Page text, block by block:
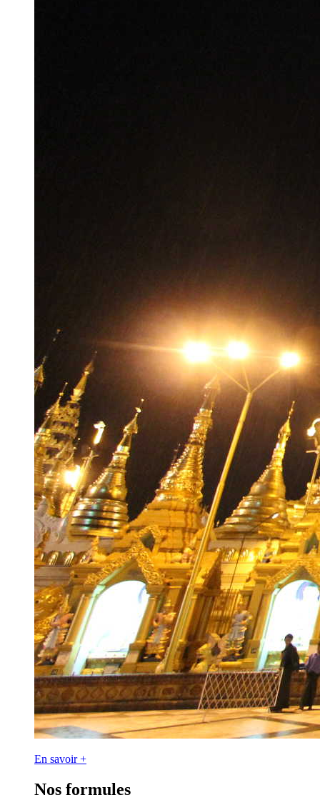
En savoir +
Nos formules